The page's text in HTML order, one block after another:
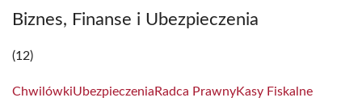
Biznes, Finanse i Ubezpieczenia
(12)
ChwilówkiUbezpieczenia Radca PrawnyKasy Fiskalne